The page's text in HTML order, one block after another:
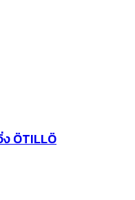
ÖTILLÖ